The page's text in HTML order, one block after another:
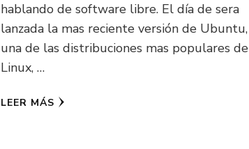
hablando de software libre. El día de sera
lanzada la mas reciente versión de Ubuntu,
una de las distribuciones mas populares de
Linux, …
LEER MÁS